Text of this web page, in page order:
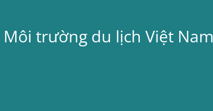
Môi trường du lịch Việt Nam